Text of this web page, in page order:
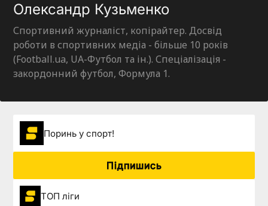
Олександр Кузьменко
Спортивний журналіст, копірайтер. Досвід
роботи в спортивних медіа - більше 10 років
(Football.ua, UA-Футбол та ін.). Спеціалізація -
закордонний футбол, Формула 1.
Поринь у спорт!
Підпишись
ТОП ліги